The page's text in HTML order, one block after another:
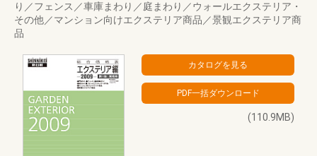
り／フェンス／車庫まわり／庭まわり／ウォールエクステリア・
その他／マンション向けエクステリア商品／景観エクステリア商
品
(110.9MB)